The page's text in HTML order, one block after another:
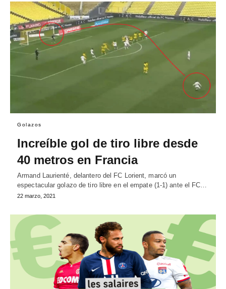
Golazos
Increíble gol de tiro libre desde
40 metros en Francia
Armand Laurienté, delantero del FC Lorient, marcó un
espectacular golazo de tiro libre en el empate (1-1) ante el FC…
22 marzo, 2021